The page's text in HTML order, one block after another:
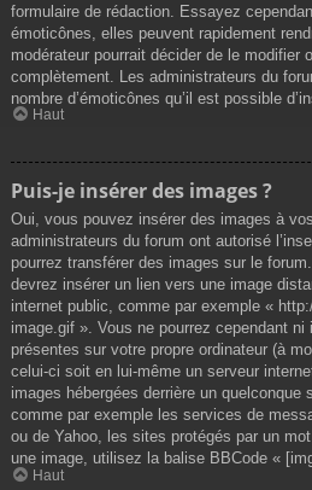
formulaire de rédaction. Essayez
émoticônes, elles peuvent rapidement
modérateur pourrait décider de le modifier
complètement. Les administrateurs du
nombre d’émoticônes qu’il est possible
Haut
Puis-je insérer des images ?
Oui, vous pouvez insérer des images à
administrateurs du forum ont autorisé
pourrez transférer des images sur le
devrez insérer un lien vers une image
internet public, comme par exemple «
image.gif ». Vous ne pourrez cependant
présentes sur votre propre ordinateur (à
celui-ci soit en lui-même un serveur
images hébergées derrière un quelconque
comme par exemple les services de
ou de Yahoo, les sites protégés par un
une image, utilisez la balise BBCode «
Haut